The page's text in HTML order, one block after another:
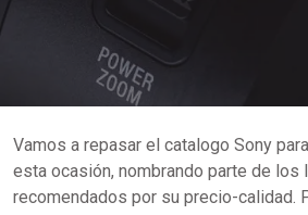
Vamos a repasar el catalogo Sony
esta ocasión, nombrando parte de los
recomendados por su precio-calidad.